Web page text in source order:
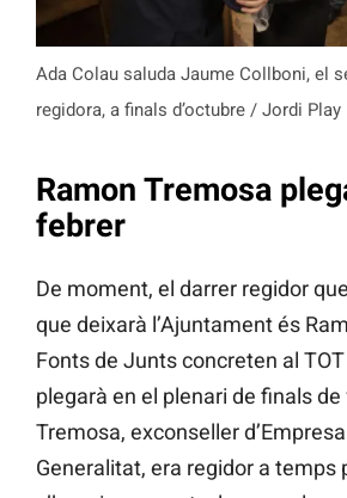
Ada Colau saluda Jaume Collboni, el
regidora, a finals d’octubre / Jordi Play
Ramon Tremosa
febrer
De moment, el darrer regidor
que deixarà l’Ajuntament és
Fonts de Junts concreten al
plegarà en el plenari de finals de
Tremosa, exconseller
Generalitat, era regidor a temps